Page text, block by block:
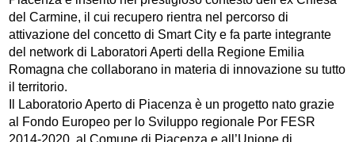
del Carmine, il cui recupero rientra nel percorso di
attivazione del concetto di Smart City e fa parte integrante
del network di Laboratori Aperti della Regione Emilia
Romagna che collaborano in materia di innovazione su tutto
il territorio.
Il Laboratorio Aperto di Piacenza è un progetto nato grazie
al Fondo Europeo per lo Sviluppo regionale Por FESR
2014-2020, al Comune di Piacenza e all’Unione di